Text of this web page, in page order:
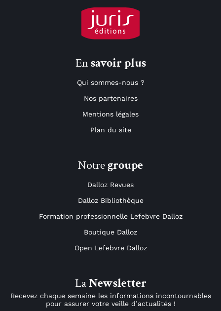
Ensavoir plus
Qui sommes-nous ?
Nos partenaires
Mentions légales
Plan du site
Notregroupe
Dalloz Revues
Dalloz Bibliothèque
Formation professionnelle Lefebvre Dalloz
Boutique Dalloz
Open Lefebvre Dalloz
LaNewsletter
Recevez chaque semaine les informations incontournables
pour assurer votre veille d’actualités !